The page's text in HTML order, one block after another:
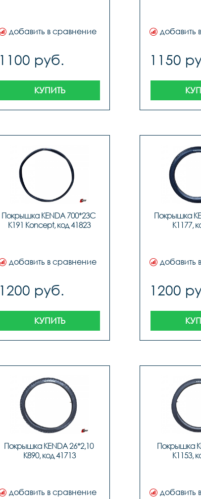
добавить в сравнение
1100 руб.
КУПИТЬ
добавить
1150
Покрышка KENDA 700*23С
K191 Koncept, код 41823
добавить в сравнение
1200 руб.
КУПИТЬ
Покрышка
K1177,
добавить
1200
Покрышка KENDA 26*2,10
K890, код 41713
добавить в сравнение
Покрышка
K1153,
добавить